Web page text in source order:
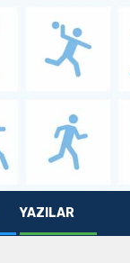
YAZILAR